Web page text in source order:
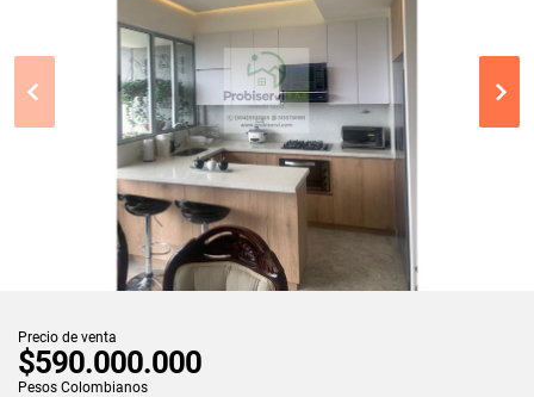
Precio de venta
$590.000.000
Pesos Colombianos